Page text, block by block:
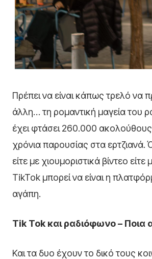
Πρέπει να είναι κάπως τρελό να
άλλη… τη ρομαντική μαγεία του
έχει φτάσει 260.000
χρόνια παρουσίας στα ερτζιανά.
είτε με χιουμοριστικά βίντεο
TikTok μπορεί να είναι η
αγάπη.
Tik Tok και ραδιόφωνο – Ποια
Και τα δυο έχουν το δικό τους